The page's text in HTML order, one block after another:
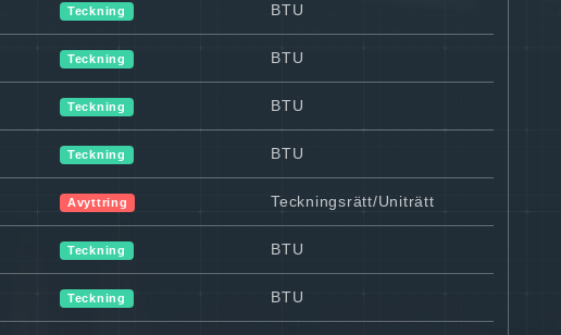
Teckning BTU
Teckning BTU
Teckning BTU
Teckning BTU
Avyttring Teckningsrätt/Uniträtt
Teckning BTU
Teckning BTU